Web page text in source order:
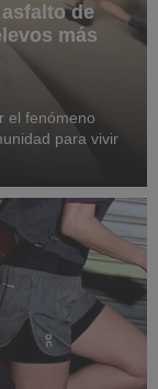
de
más
el fenómeno
para vivir